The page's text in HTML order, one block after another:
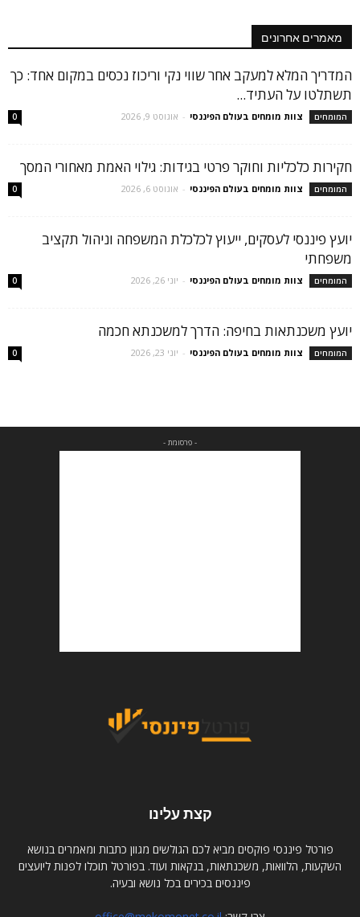
מאמרים אחרונים
המדריך המלא למעקב אחר שווי נקי וריכוז נכסים במקום אחד: כך
תשתלטו על העתיד...
המומחים צוות מומחים בעולם הפיננסי - אוגוסט 9, 2026 0
חקירות כלכליות וחוקר פרטי בגידות: גילוי האמת מאחורי המסך
המומחים צוות מומחים בעולם הפיננסי - אוגוסט 6, 2026 0
יועץ פיננסי לעסקים, ייעוץ לכלכלת המשפחה וניהול תקציב
משפחתי
המומחים צוות מומחים בעולם הפיננסי - יוני 26, 2026 0
יועץ משכנתאות בחיפה: הדרך למשכנתא חכמה
המומחים צוות מומחים בעולם הפיננסי - יוני 23, 2026 0
- פרסומת -
קצת עלינו
פורטל פיננסי פוקסים מביא לכם הגולשים מגוון כתבות ומאמרים בנושא
השקעות, הלוואות, משכנתאות, בנקאות ועוד. בפורטל תוכלו לפנות ליועצים
פיננסים בכירים בכל נושא ובעיה.